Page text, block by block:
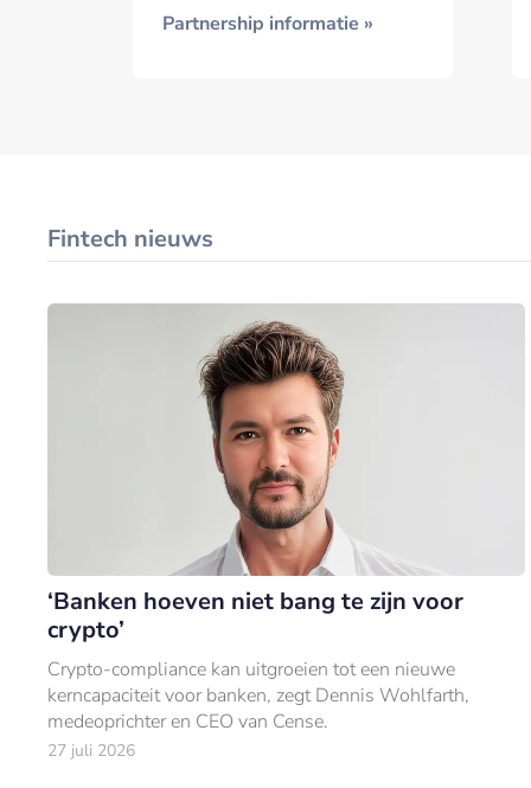
Partnership informatie »
Fintech nieuws
‘Banken hoeven niet bang te zijn voor
crypto’
Crypto-compliance kan uitgroeien tot een nieuwe
kerncapaciteit voor banken, zegt Dennis Wohlfarth,
medeoprichter en CEO van Cense.
27 juli 2026